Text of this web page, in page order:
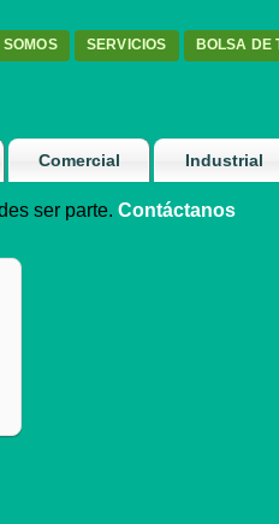
BOLSA DE
SERVICIOS
Comercial Industrial
ser parte. Contáctanos